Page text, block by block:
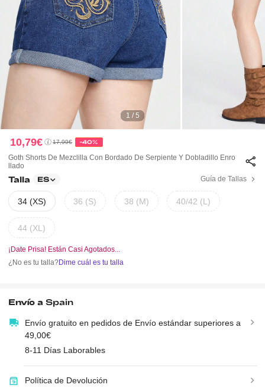
1 / 5
10,79€ 17,99€ -40%
Goth Shorts De Mezclilla Con Bordado De Serpiente Y Dobladillo Enro
Llado
Talla ES Guía de Tallas
34 (XS) 36 (S) 38 (M) 40/42 (L)
44 (XL)
¡Date Prisa! Están Casi Agotados...
¿No es tu talla?Dime cuál es tu talla
Envío aSpain
Envío gratuito en pedidos de Envío estándar superiores a
49,00€
8-11 Días Laborables
Política de Devolución